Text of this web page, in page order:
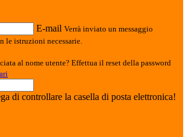
E-mail Verrà inviato un messaggio
le istruzioni necessarie.
al nome utente? Effettua il reset della password
di controllare la casella di posta elettronica!